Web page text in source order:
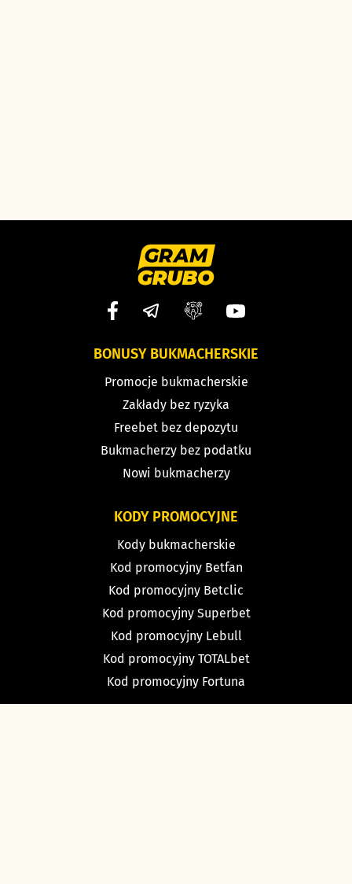
BONUSY BUKMACHERSKIE
Promocje bukmacherskie
Zakłady bez ryzyka
Freebet bez depozytu
Bukmacherzy bez podatku
Nowi bukmacherzy
KODY PROMOCYJNE
Kody bukmacherskie
Kod promocyjny Betfan
Kod promocyjny Betclic
Kod promocyjny Superbet
Kod promocyjny Lebull
Kod promocyjny TOTALbet
Kod promocyjny Fortuna